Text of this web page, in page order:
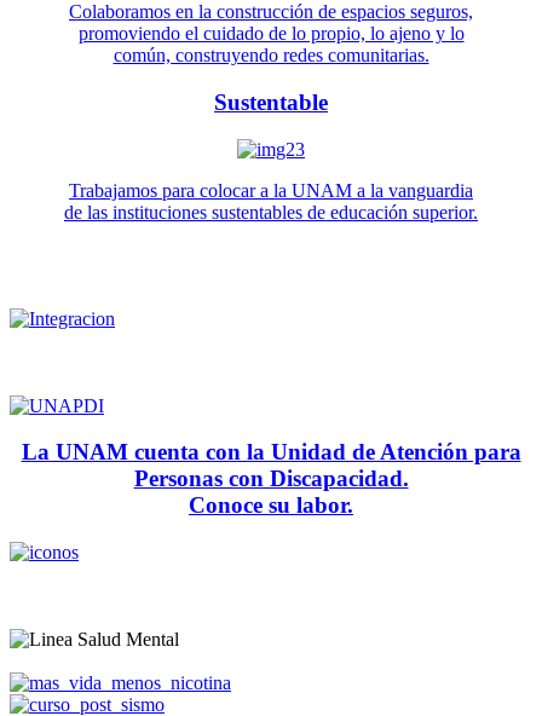
Colaboramos en la construcción de espacios seguros,
promoviendo el cuidado de lo propio, lo ajeno y lo
común, construyendo redes comunitarias.
Sustentable
Trabajamos para colocar a la UNAM a la vanguardia
de las instituciones sustentables de educación superior.
La UNAM cuenta con la Unidad de Atención para
Personas con Discapacidad.
Conoce su labor.